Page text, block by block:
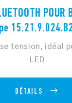
POUR
tension, idéal
LED
DÉTAILS